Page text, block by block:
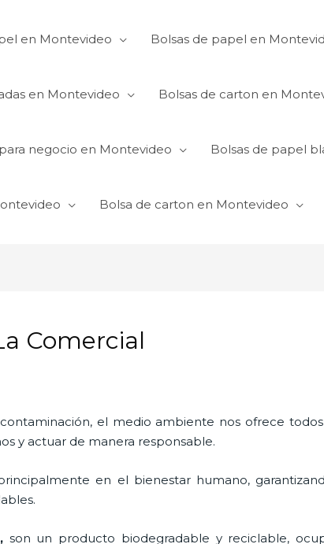
en Montevideo Bolsas de papel en
en Montevideo Bolsas de carton en
negocio en Montevideo Bolsas de papel
Bolsa de carton en Montevideo
Comercial
el medio ambiente nos ofrece
y actuar de manera responsable.
en el bienestar humano,
son un producto biodegradable y reciclable,